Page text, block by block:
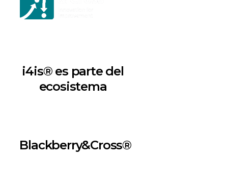
i4is® es parte del
ecosistema
Blackberry&Cross®